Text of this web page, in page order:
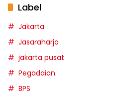
Label
Jakarta
Jasaraharja
jakarta pusat
Pegadaian
BPS